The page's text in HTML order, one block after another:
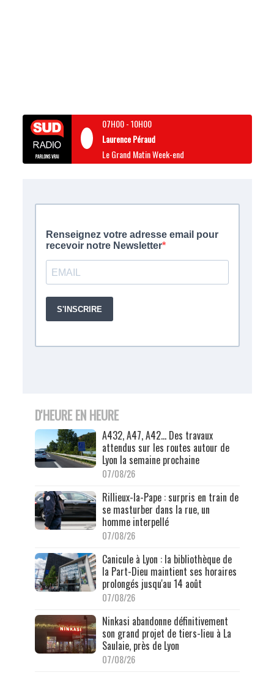
07H00-10H00
Laurence Péraud
Le Grand Matin Week-end
D'HEURE EN HEURE
A432, A47, A42… Des travaux
attendus sur les routes autour de
Lyon la semaine prochaine
07/08/26
Rillieux-la-Pape : surpris en train de
se masturber dans la rue, un
homme interpellé
07/08/26
Canicule à Lyon : la bibliothèque de
la Part-Dieu maintient ses horaires
prolongés jusqu'au 14 août
07/08/26
Ninkasi abandonne définitivement
son grand projet de tiers-lieu à La
Saulaie, près de Lyon
07/08/26